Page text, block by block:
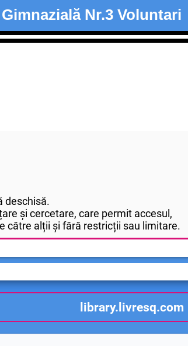
Nr.3 Voluntari
deschisă.
și cercetare, care permit accesul,
către alții și fără restricții sau limitare.
library.livresq.com